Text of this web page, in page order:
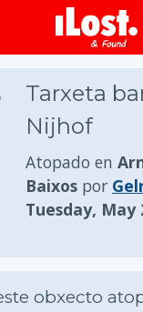
Tarxeta
Nijhof
Atopado en
Baixos por
Tuesday, May
obxecto